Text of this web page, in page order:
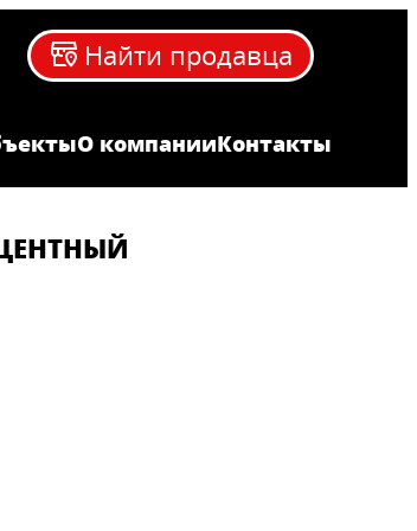
О компанииКонтакты
Найти продавца